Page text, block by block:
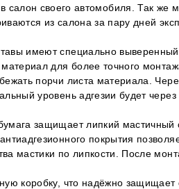
в салон своего автомобиля. Так же
из салона за пару дней
имеют специально
материал для более точного
порчи листа материала.
уровень адгезии будет
защищает липкий
покрытия
мастики по липкости. После
коробку, что надёжно